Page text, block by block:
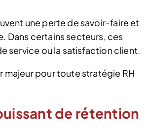
une perte de savoir-faire et
Dans certains secteurs, ces
service ou la satisfaction client.
majeur pour toute stratégie RH
de rétention